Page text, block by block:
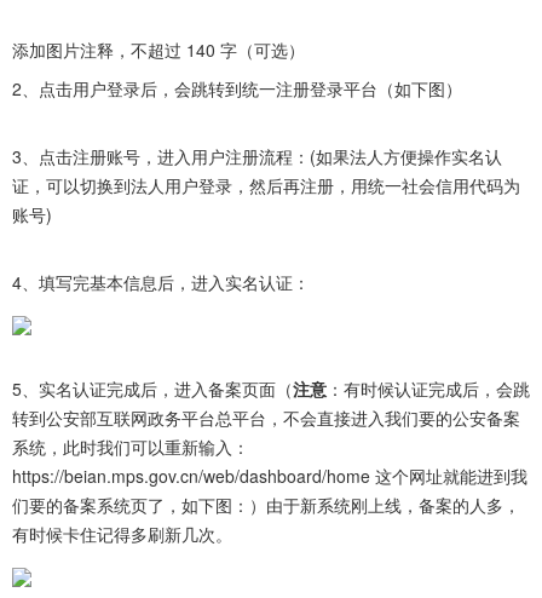
添加图片注释，不超过 140 字（可选）
2、点击用户登录后，会跳转到统一注册登录平台（如下图）
3、点击注册账号，进入用户注册流程：(如果法人方便操作实名认
证，可以切换到法人用户登录，然后再注册，用统一社会信用代码为
账号)
4、填写完基本信息后，进入实名认证：
5、实名认证完成后，进入备案页面（注意 ：有时候认证完成后，会跳
转到公安部互联网政务平台总平台，不会直接进入我们要的公安备案
系统，此时我们可以重新输入：
https://beian.mps.gov.cn/web/dashboard/home 这个网址就能进到我
们要的备案系统页了，如下图：）由于新系统刚上线，备案的人多，
有时候卡住记得多刷新几次。